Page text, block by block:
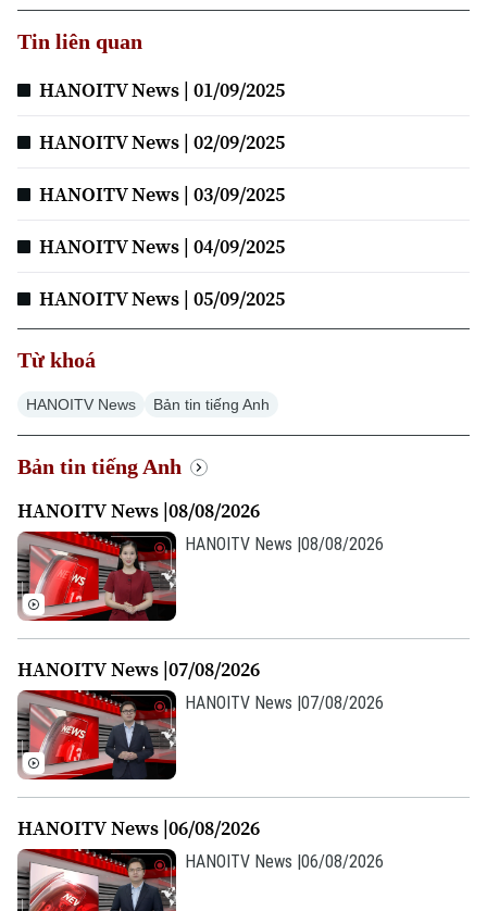
Xu hướng
Tin liên quan
HANOITV News | 01/09/2025
HANOITV News | 02/09/2025
HANOITV News | 03/09/2025
HANOITV News | 04/09/2025
HANOITV News | 05/09/2025
Từ khoá
HANOITV News Bản tin tiếng Anh
Bản tin tiếng Anh
HANOITV News |08/08/2026
HANOITV News |08/08/2026
HANOITV News |07/08/2026
HANOITV News |07/08/2026
HANOITV News |06/08/2026
HANOITV News |06/08/2026